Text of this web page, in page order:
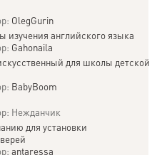
OlegGurin
изучения английского языка
Gahonaila
для школы детской
BabyBoom
Нежданчик
для установки
antaressa